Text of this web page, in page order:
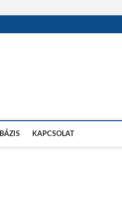
KAPCSOLAT